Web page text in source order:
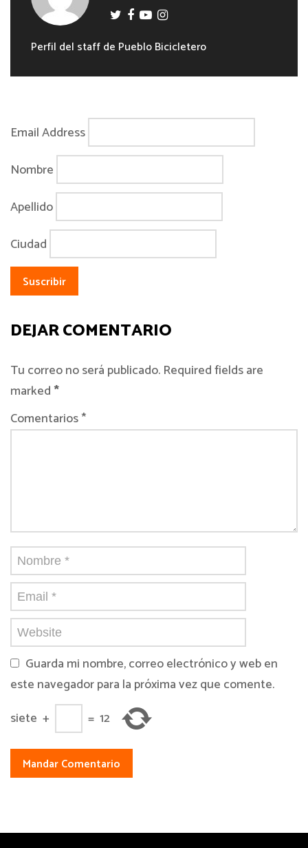
Perfil del staff de Pueblo Bicicletero
Email Address
Nombre
Apellido
Ciudad
DEJAR COMENTARIO
Tu correo no será publicado. Required fields are
marked*
Comentarios *
Guarda mi nombre, correo electrónico y web en
este navegador para la próxima vez que comente.
siete + = 12